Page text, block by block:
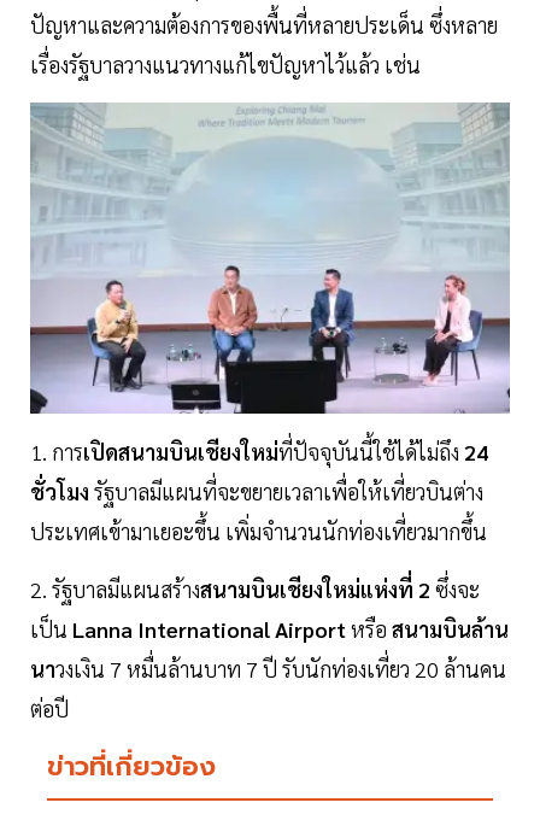
ปัญหาและความต้องการของพื้นที่หลายประเด็น ซึ่งหลาย
เรื่องรัฐบาลวางแนวทางแก้ไขปัญหาไว้แล้ว เช่น
1. การเปิดสนามบินเชียงใหม่ที่ปัจจุบันนี้ใช้ได้ไม่ถึง 24
ชั่วโมง รัฐบาลมีแผนที่จะขยายเวลาเพื่อให้เที่ยวบินต่าง
ประเทศเข้ามาเยอะขึ้น เพิ่มจำนวนนักท่องเที่ยวมากขึ้น
2. รัฐบาลมีแผนสร้างสนามบินเชียงใหม่แห่งที่ 2 ซึ่งจะ
เป็น Lanna InternationalAirportหรือ สนามบินล้าน
นาวงเงิน 7 หมื่นล้านบาท 7 ปี รับนักท่องเที่ยว 20 ล้านคน
ต่อปี
ข่าวที่เกี่ยวข้อง